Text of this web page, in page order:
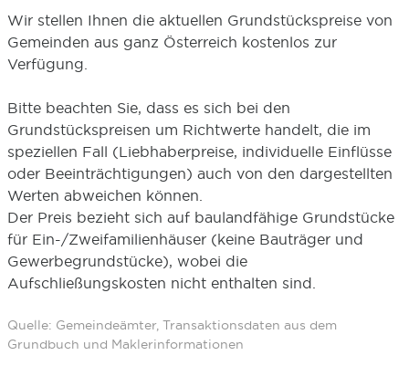
Wir stellen Ihnen die aktuellen Grundstückspreise von
Gemeinden aus ganz Österreich kostenlos zur
Verfügung.
Bitte beachten Sie, dass es sich bei den
Grundstückspreisen um Richtwerte handelt, die im
speziellen Fall (Liebhaberpreise, individuelle Einflüsse
oder Beeinträchtigungen) auch von den dargestellten
Werten abweichen können.
Der Preis bezieht sich auf baulandfähige Grundstücke
für Ein-/Zweifamilienhäuser (keine Bauträger und
Gewerbegrundstücke), wobei die
Aufschließungskosten nicht enthalten sind.
Quelle: Gemeindeämter, Transaktionsdaten aus dem
Grundbuch und Maklerinformationen